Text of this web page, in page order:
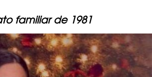
familiar de 1981